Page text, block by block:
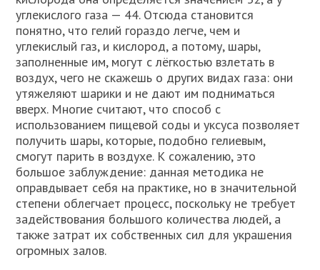
углекислого газа — 44. Отсюда становится
понятно, что гелий гораздо легче, чем и
углекислый газ, и кислород, а потому, шары,
заполненные им, могут с лёгкостью взлетать в
воздух, чего не скажешь о других видах газа: они
утяжеляют шарики и не дают им подниматься
вверх. Многие считают, что способ с
использованием пищевой соды и уксуса позволяет
получить шары, которые, подобно гелиевым,
смогут парить в воздухе. К сожалению, это
большое заблуждение: данная методика не
оправдывает себя на практике, но в значительной
степени облегчает процесс, поскольку не требует
задействования большого количества людей, а
также затрат их собственных сил для украшения
огромных залов.